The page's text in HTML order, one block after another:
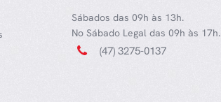
Sábados das 09h às 13h.
No Sábado Legal das 09h às 17h.
(47) 3275-0137